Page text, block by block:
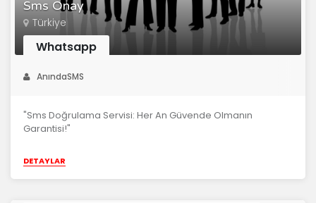
Sms Onay
Türkiye
Whatsapp
AnındaSMS
"Sms Doğrulama Servisi: Her An Güvende Olmanın
Garantisi!"
DETAYLAR